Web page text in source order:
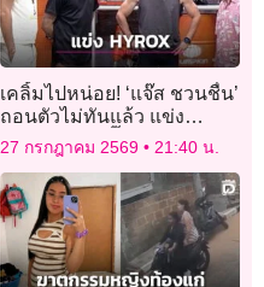
เคลิ้มไปหน่อย! ‘แจ๊ส ชวนชื่น’
ถอนตัวไม่ทันแล้ว แข่ง
‘HYROX’ – ‘ตั๊ก บริบูรณ์’ จ่าย
เงินสมัครเรียบร้อย
27 กรกฎาคม 2569 21:40 น.